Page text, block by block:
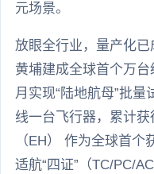
元场景。
放眼全行业，量产化
黄埔建成全球首个万
月实现“陆地航母”批
线一台飞行器，累计
（EH） 作为全球首个
适航“四证”（TC/PC/